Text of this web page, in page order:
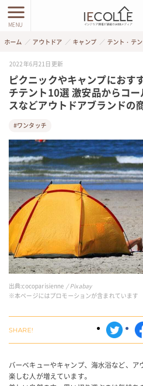
MENU
ホーム アウトドア キャンプ テント・テ
2022年6月21日 更新
ピクニックやキャンプにおす
チテント10選 激安品からコ
スなどアウトドアブランドの
#ワンタッチ
出典:cocoparisienne / Pixabay
※本ページにはプロモーションが含まれています
バーベキューやキャンプ、海水浴など、ア
楽しむ人が増えています。